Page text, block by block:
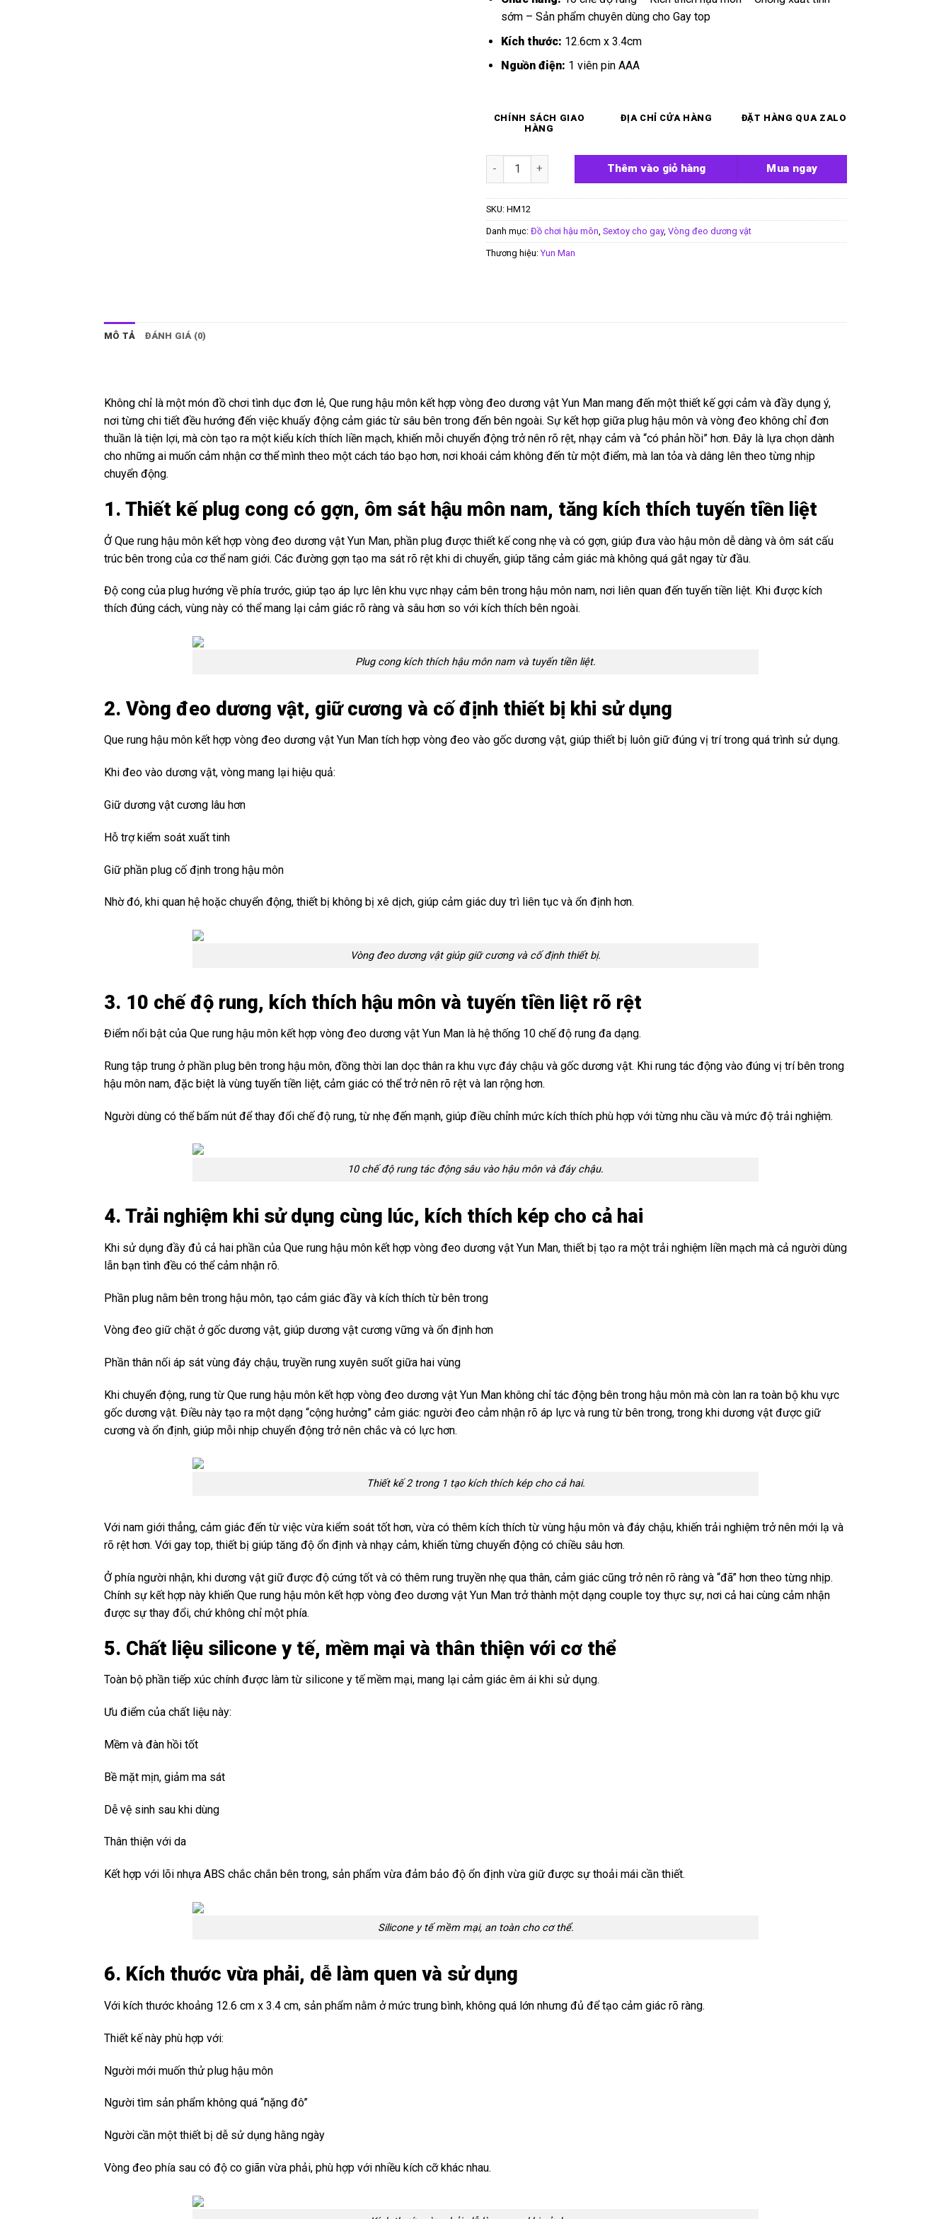
sớm – Sản phẩm chuyên dùng cho Gay top
Kích thước: 12.6cm x 3.4cm
Nguồn điện: 1 viên pin AAA
CHÍNH SÁCH GIAO
HÀNG
ĐỊA CHỈ CỬA HÀNG ĐẶT HÀNG QUA ZALO
Đồ chơi hậu môn có quai đeo Yun Man số lượng
Thêm vào giỏ hàng Mua ngay
SKU: HM12
Danh mục: Đồ chơi hậu môn Sextoy cho gay, Vòng đeo dương vật
Thương hiệu: Yun Man
MÔ TẢ ĐÁNH GIÁ (0)
Không chỉ là một món đồ chơi tình dục đơn lẻ, Que rung hậu môn kết hợp vòng đeo dương vật Yun Man mang đến một thiết kế gợi cảm và đầy dụng ý,
nơi từng chi tiết đều hướng đến việc khuấy động cảm giác từ sâu bên trong đến bên ngoài. Sự kết hợp giữa plug hậu môn và vòng đeo không chỉ đơn
thuần là tiện lợi, mà còn tạo ra một kiểu kích thích liền mạch, khiến mỗi chuyển động trở nên rõ rệt, nhạy cảm và “có phản hồi” hơn. Đây là lựa chọn dành
cho những ai muốn cảm nhận cơ thể mình theo một cách táo bạo hơn, nơi khoái cảm không đến từ một điểm, mà lan tỏa và dâng lên theo từng nhịp
chuyển động.
1. Thiết kế plug cong có gợn, ôm sát hậu môn nam, tăng kích thích tuyến tiền liệt
Ở Que rung hậu môn kết hợp vòng đeo dương vật Yun Man, phần plug được thiết kế cong nhẹ và có gợn, giúp đưa vào hậu môn dễ dàng và ôm sát cấu
trúc bên trong của cơ thể nam giới. Các đường gợn tạo ma sát rõ rệt khi di chuyển, giúp tăng cảm giác mà không quá gắt ngay từ đầu.
Độ cong của plug hướng về phía trước, giúp tạo áp lực lên khu vực nhạy cảm bên trong hậu môn nam, nơi liên quan đến tuyến tiền liệt. Khi được kích
thích đúng cách, vùng này có thể mang lại cảm giác rõ ràng và sâu hơn so với kích thích bên ngoài.
Plug cong kích thích hậu môn nam và tuyến tiền liệt.
2. Vòng đeo dương vật, giữ cương và cố định thiết bị khi sử dụng
Que rung hậu môn kết hợp vòng đeo dương vật Yun Man tích hợp vòng đeo vào gốc dương vật, giúp thiết bị luôn giữ đúng vị trí trong quá trình sử dụng.
Khi đeo vào dương vật, vòng mang lại hiệu quả:
Giữ dương vật cương lâu hơn
Hỗ trợ kiểm soát xuất tinh
Giữ phần plug cố định trong hậu môn
Nhờ đó, khi quan hệ hoặc chuyển động, thiết bị không bị xê dịch, giúp cảm giác duy trì liên tục và ổn định hơn.
Vòng đeo dương vật giúp giữ cương và cố định thiết bị.
3. 10 chế độ rung, kích thích hậu môn và tuyến tiền liệt rõ rệt
Điểm nổi bật của Que rung hậu môn kết hợp vòng đeo dương vật Yun Man là hệ thống 10 chế độ rung đa dạng.
Rung tập trung ở phần plug bên trong hậu môn, đồng thời lan dọc thân ra khu vực đáy chậu và gốc dương vật. Khi rung tác động vào đúng vị trí bên trong
hậu môn nam, đặc biệt là vùng tuyến tiền liệt, cảm giác có thể trở nên rõ rệt và lan rộng hơn.
Người dùng có thể bấm nút để thay đổi chế độ rung, từ nhẹ đến mạnh, giúp điều chỉnh mức kích thích phù hợp với từng nhu cầu và mức độ trải nghiệm.
10 chế độ rung tác động sâu vào hậu môn và đáy chậu.
4. Trải nghiệm khi sử dụng cùng lúc, kích thích kép cho cả hai
Khi sử dụng đầy đủ cả hai phần của Que rung hậu môn kết hợp vòng đeo dương vật Yun Man, thiết bị tạo ra một trải nghiệm liền mạch mà cả người dùng
lẫn bạn tình đều có thể cảm nhận rõ.
Phần plug nằm bên trong hậu môn, tạo cảm giác đầy và kích thích từ bên trong
Vòng đeo giữ chặt ở gốc dương vật, giúp dương vật cương vững và ổn định hơn
Phần thân nối áp sát vùng đáy chậu, truyền rung xuyên suốt giữa hai vùng
Khi chuyển động, rung từ Que rung hậu môn kết hợp vòng đeo dương vật Yun Man không chỉ tác động bên trong hậu môn mà còn lan ra toàn bộ khu vực
gốc dương vật. Điều này tạo ra một dạng “cộng hưởng” cảm giác: người đeo cảm nhận rõ áp lực và rung từ bên trong, trong khi dương vật được giữ
cương và ổn định, giúp mỗi nhịp chuyển động trở nên chắc và có lực hơn.
Thiết kế 2 trong 1 tạo kích thích kép cho cả hai.
Với nam giới thẳng, cảm giác đến từ việc vừa kiểm soát tốt hơn, vừa có thêm kích thích từ vùng hậu môn và đáy chậu, khiến trải nghiệm trở nên mới lạ và
rõ rệt hơn. Với gay top, thiết bị giúp tăng độ ổn định và nhạy cảm, khiến từng chuyển động có chiều sâu hơn.
Ở phía người nhận, khi dương vật giữ được độ cứng tốt và có thêm rung truyền nhẹ qua thân, cảm giác cũng trở nên rõ ràng và “đã” hơn theo từng nhịp.
Chính sự kết hợp này khiến Que rung hậu môn kết hợp vòng đeo dương vật Yun Man trở thành một dạng couple toy thực sự, nơi cả hai cùng cảm nhận
được sự thay đổi, chứ không chỉ một phía.
5. Chất liệu silicone y tế, mềm mại và thân thiện với cơ thể
Toàn bộ phần tiếp xúc chính được làm từ silicone y tế mềm mại, mang lại cảm giác êm ái khi sử dụng.
Ưu điểm của chất liệu này:
Mềm và đàn hồi tốt
Bề mặt mịn, giảm ma sát
Dễ vệ sinh sau khi dùng
Thân thiện với da
Kết hợp với lõi nhựa ABS chắc chắn bên trong, sản phẩm vừa đảm bảo độ ổn định vừa giữ được sự thoải mái cần thiết.
Silicone y tế mềm mại, an toàn cho cơ thể.
6. Kích thước vừa phải, dễ làm quen và sử dụng
Với kích thước khoảng 12.6 cm x 3.4 cm, sản phẩm nằm ở mức trung bình, không quá lớn nhưng đủ để tạo cảm giác rõ ràng.
Thiết kế này phù hợp với:
Người mới muốn thử plug hậu môn
Người tìm sản phẩm không quá “nặng đô”
Người cần một thiết bị dễ sử dụng hằng ngày
Vòng đeo phía sau có độ co giãn vừa phải, phù hợp với nhiều kích cỡ khác nhau.